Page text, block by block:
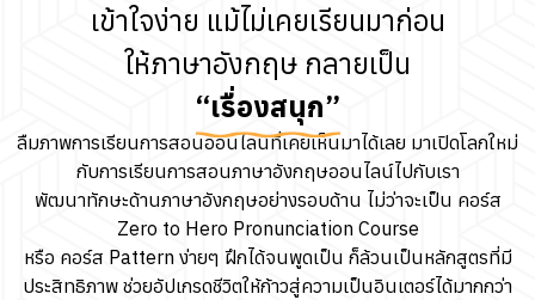
เข้าใจง่าย แม้ไม่เคยเรียนมาก่อน
ให้ภาษาอังกฤษ กลายเป็น
“เรื่องสนุก”
ลืมภาพการเรียนการสอนออนไลน์ที่เคยเห็นมาได้เลย มาเปิดโลกใหม่
กับการเรียนการสอนภาษาอังกฤษออนไลน์ไปกับเรา
พัฒนาทักษะด้านภาษาอังกฤษอย่างรอบด้าน ไม่ว่าจะเป็น คอร์ส
Zero to Hero Pronunciation Course
หรือ คอร์ส Pattern ง่ายๆ ฝึกได้จนพูดเป็น ก็ล้วนเป็นหลักสูตรที่มี
ประสิทธิภาพ ช่วยอัปเกรดชีวิตให้ก้าวสู่ความเป็นอินเตอร์ได้มากกว่า